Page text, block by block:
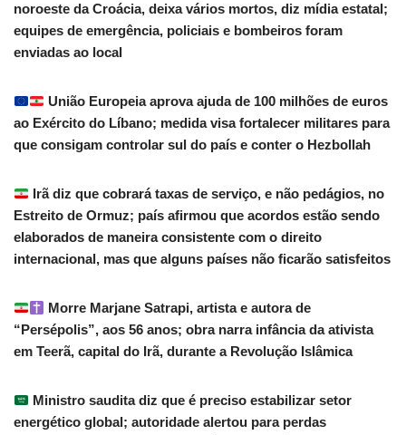
noroeste da Croácia, deixa vários mortos, diz mídia estatal;
equipes de emergência, policiais e bombeiros foram
enviadas ao local
União Europeia aprova ajuda de 100 milhões de euros
ao Exército do Líbano; medida visa fortalecer militares para
que consigam controlar sul do país e conter o Hezbollah
Irã diz que cobrará taxas de serviço, e não pedágios, no
Estreito de Ormuz; país afirmou que acordos estão sendo
elaborados de maneira consistente com o direito
internacional, mas que alguns países não ficarão satisfeitos
Morre Marjane Satrapi, artista e autora de
“Persépolis”, aos 56 anos; obra narra infância da ativista
em Teerã, capital do Irã, durante a Revolução Islâmica
Ministro saudita diz que é preciso estabilizar setor
energético global; autoridade alertou para perdas